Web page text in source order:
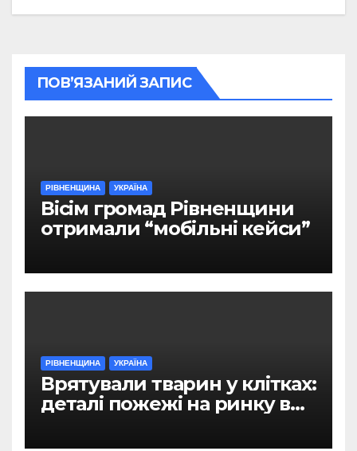
ПОВ’ЯЗАНИЙ ЗАПИС
РІВНЕНЩИНА УКРАЇНА
Вісім громад Рівненщини
отримали “мобільні кейси”
РІВНЕНЩИНА УКРАЇНА
Врятували тварин у клітках:
деталі пожежі на ринку в